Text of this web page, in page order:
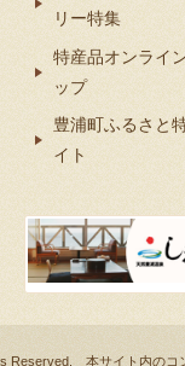
リー特集
特産品オンライ
ップ
豊浦町ふるさと
イト
Reserved. 本サイト内のコ